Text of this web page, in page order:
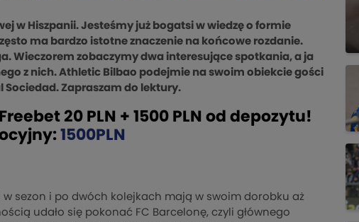
w Hiszpanii. Jesteśmy już bogatsi w wiedzę o formie
ma bardzo istotne znaczenie na końcowe rozdanie.
Wieczorem zobaczymy dwa interesujące spotkania, a ja
z nich. Athletic Bilbao podejmie na swoim obiekcie gości
Sociedad. Zapraszam do lektury.
20 PLN + 1500 PLN od depozytu!
1500PLN
sezon i po dwóch kolejkach mają w swoim dorobku aż
udało się pokonać FC Barcelonę, czyli głównego